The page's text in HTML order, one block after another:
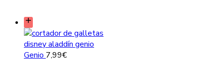
Genio 7,99€